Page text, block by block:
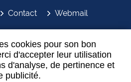
cookies pour son bon
d'accepter leur utilisation
d'analyse, de pertinence et
publicité.
Contact Webmail